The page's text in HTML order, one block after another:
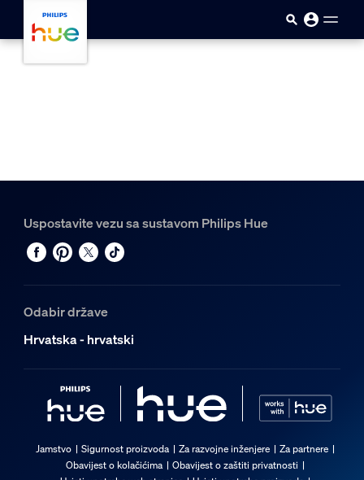
Uspostavite vezu sa sustavom Philips Hue
Odabir države
Hrvatska - hrvatski
Jamstvo Sigurnost proizvoda Za razvojne inženjere
Za partnere
Obavijest o kolačićima
Obavijest o zaštiti privatnosti